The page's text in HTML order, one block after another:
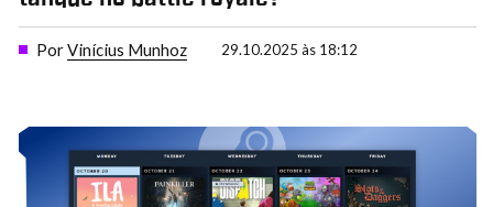
PorVinícius Munhoz 29.10.2025 às 18:12